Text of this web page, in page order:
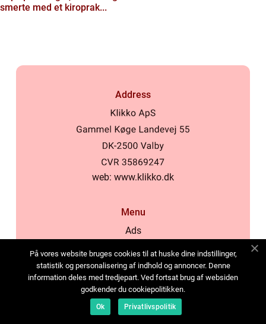
smerte med et kiroprak...
Address
web: www.klikko.dk
Menu
Ads
Cookies
Contact
Sitemap
På vores website bruges cookies til at huske dine indstillinger,
statistik og personalisering af indhold og annoncer. Denne
information deles med tredjepart. Ved fortsat brug af websiden
godkender du cookiepolitikken.
Ok Privatlivspolitik